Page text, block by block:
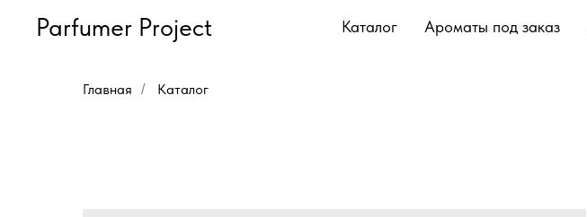
Parfumer Project Каталог Ароматы под заказ
Главная / Каталог